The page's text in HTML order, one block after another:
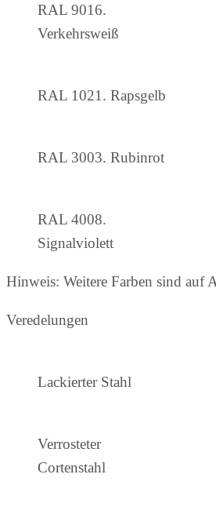
RAL 9016.
Verkehrsweiß
RAL 1021. Rapsgelb
RAL 3003. Rubinrot
RAL 4008.
Signalviolett
Hinweis: Weitere Farben sind auf
Veredelungen
Lackierter Stahl
Verrosteter
Cortenstahl